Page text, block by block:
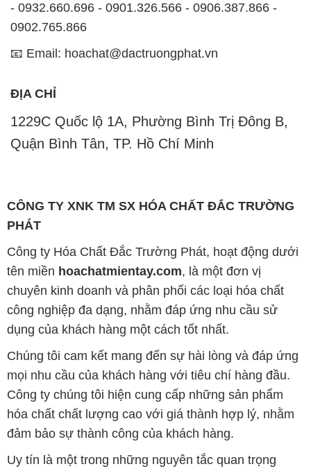
- 0932.660.696 - 0901.326.566 - 0906.387.866 -
0902.765.866
📧 Email: hoachat@dactruongphat.vn
ĐỊA CHỈ
1229C Quốc lộ 1A, Phường Bình Trị Đông B,
Quận Bình Tân, TP. Hồ Chí Minh
CÔNG TY XNK TM SX HÓA CHẤT ĐẮC TRƯỜNG
PHÁT
Công ty Hóa Chất Đắc Trường Phát, hoạt động dưới
tên miền hoachatmientay.com, là một đơn vị
chuyên kinh doanh và phân phối các loại hóa chất
công nghiệp đa dạng, nhằm đáp ứng nhu cầu sử
dụng của khách hàng một cách tốt nhất.
Chúng tôi cam kết mang đến sự hài lòng và đáp ứng
mọi nhu cầu của khách hàng với tiêu chí hàng đầu.
Công ty chúng tôi hiện cung cấp những sản phẩm
hóa chất chất lượng cao với giá thành hợp lý, nhằm
đảm bảo sự thành công của khách hàng.
Uy tín là một trong những nguyên tắc quan trọng